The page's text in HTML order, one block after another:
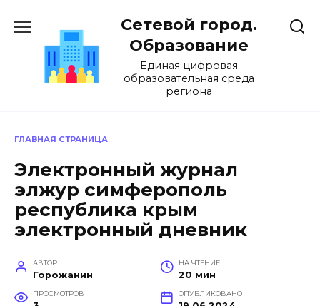
содержанию
Сетевой город.
Образование
Единая цифровая
образовательная среда
региона
ГЛАВНАЯ СТРАНИЦА
Электронный журнал
элжур симферополь
республика крым
электронный дневник
АВТОР
Горожанин
НА ЧТЕНИЕ
20 мин
ПРОСМОТРОВ ОПУБЛИКОВАНО